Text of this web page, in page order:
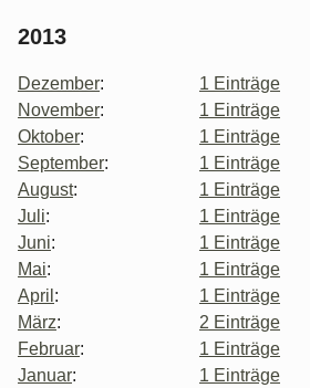
2013
Dezember:
1 Einträge
November:
1 Einträge
Oktober:
1 Einträge
September:
1 Einträge
August:
1 Einträge
Juli:
1 Einträge
Juni:
1 Einträge
Mai:
1 Einträge
April :
1 Einträge
März:
2 Einträge
Februar:
1 Einträge
Januar: 1 Einträge